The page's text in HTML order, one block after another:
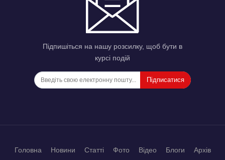
Підпишіться на нашу розсилку, щоб бути в
курсі подій
Підписатися
Головна Новини Статті Фото Відео Блоги Архів